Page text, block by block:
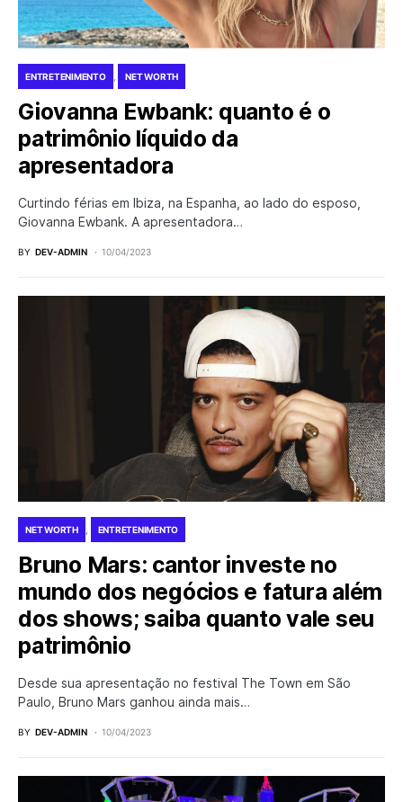
ENTRETENIMENTO NET WORTH
Giovanna Ewbank: quanto é o
patrimônio líquido da
apresentadora
Curtindo férias em Ibiza, na Espanha, ao lado do esposo,
Giovanna Ewbank. A apresentadora…
BY DEV-ADMIN 10/04/2023
NET WORTH ENTRETENIMENTO
Bruno Mars: cantor investe no
mundo dos negócios e fatura além
dos shows; saiba quanto vale seu
patrimônio
Desde sua apresentação no festival The Town em São
Paulo, Bruno Mars ganhou ainda mais…
BY DEV-ADMIN 10/04/2023